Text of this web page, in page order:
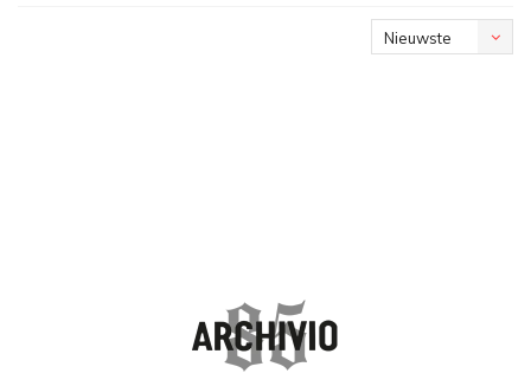
Nieuwste